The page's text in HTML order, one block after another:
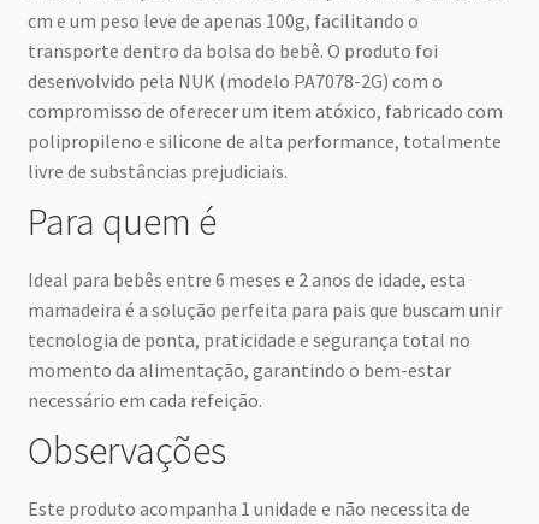
cm e um peso leve de apenas 100g, facilitando o
transporte dentro da bolsa do bebê. O produto foi
desenvolvido pela NUK (modelo PA7078-2G) com o
compromisso de oferecer um item atóxico, fabricado com
polipropileno e silicone de alta performance, totalmente
livre de substâncias prejudiciais.
Para quem é
Ideal para bebês entre 6 meses e 2 anos de idade, esta
mamadeira é a solução perfeita para pais que buscam unir
tecnologia de ponta, praticidade e segurança total no
momento da alimentação, garantindo o bem-estar
necessário em cada refeição.
Observações
Este produto acompanha 1 unidade e não necessita de